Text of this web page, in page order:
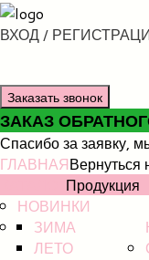
ВХОД /
Заказать звонок
ЗАКАЗ
Спасибо за заявку,
ГЛАВНАЯВернуться
Продукция
НОВИНКИ
ЗИМА
ЛЕТО